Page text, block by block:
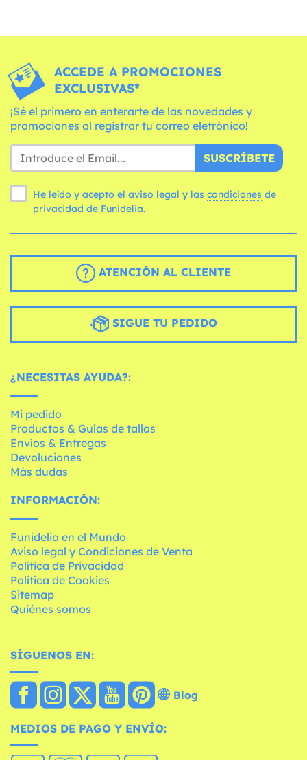
ACCEDE A PROMOCIONES
EXCLUSIVAS*
¡Sé el primero en enterarte de las novedades y
promociones al registrar tu correo eletrónico!
SUSCRÍBETE
He leído y acepto el aviso legal y las condiciones
privacidad de Funidelia.
ATENCIÓN AL CLIENTE
SIGUE TU PEDIDO
¿NECESITAS AYUDA?:
Mi pedido
Productos & Guías de tallas
Envíos & Entregas
Devoluciones
Más dudas
INFORMACIÓN:
Funidelia en el Mundo
Aviso legal y Condiciones de Venta
Política de Privacidad
Política de Cookies
Sitemap
Quiénes somos
SÍGUENOS EN:
Blog
MEDIOS DE PAGO Y ENVÍO: